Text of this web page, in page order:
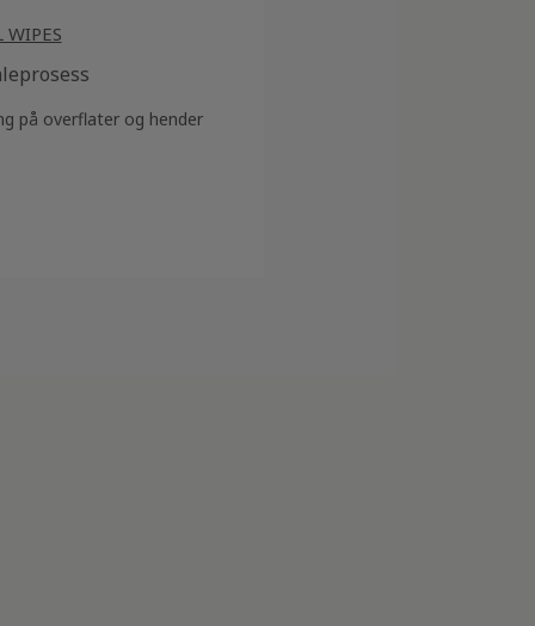
WIPES
på overflater og hender